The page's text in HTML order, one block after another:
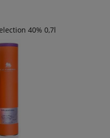
40% 0,7l